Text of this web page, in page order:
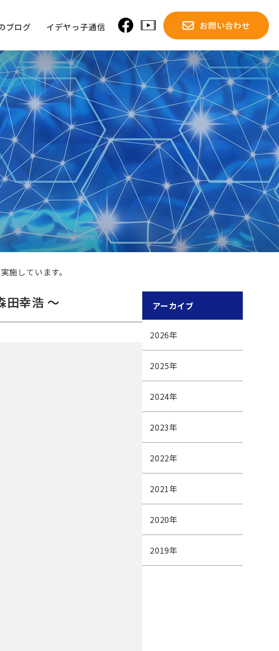
ブログ イデヤっ子通信 お問い合わせ
施しています。
幸浩 ～ アーカイブ
2026年
2025年
2024年
2023年
2022年
2021年
2020年
2019年